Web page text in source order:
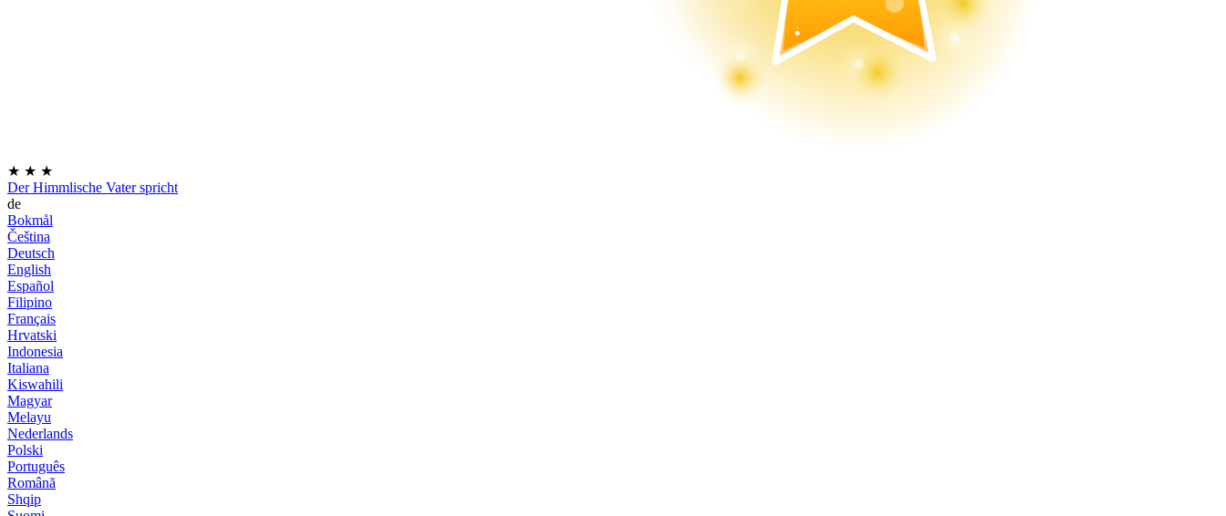
★ ★ ★
Der Himmlische Vater spricht
de
Bokmål
Čeština
Deutsch
English
Español
Filipino
Français
Hrvatski
Indonesia
Italiana
Kiswahili
Magyar
Melayu
Nederlands
Polski
Português
Română
Shqip